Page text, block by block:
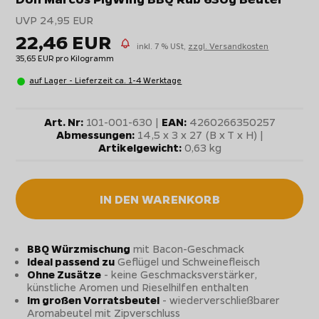
UVP 24,95 EUR
22,46 EUR inkl. 7 % USt, zzgl. Versandkosten
35,65 EUR pro Kilogramm
auf Lager - Lieferzeit ca. 1-4 Werktage
Art. Nr:101-001-630 | EAN:4260266350257
Abmessungen:14,5 x 3 x 27 (B x T x H) |
Artikelgewicht:0,63 kg
IN DEN WARENKORB
BBQ Würzmischung mit Bacon-Geschmack
Ideal passend zu Geflügel und Schweinefleisch
Ohne Zusätze - keine Geschmacksverstärker,
künstliche Aromen und Rieselhilfen enthalten
Im großen Vorratsbeutel - wiederverschließbarer
Aromabeutel mit Zipverschluss